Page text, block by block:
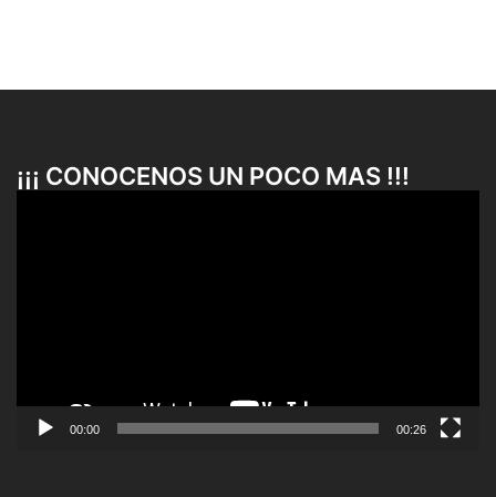
¡¡¡ CONOCENOS UN POCO MAS !!!
00:00 00:26